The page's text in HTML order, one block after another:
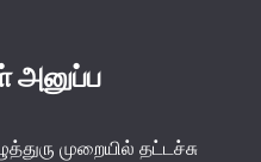
அனுப்ப
முறையில் தட்டச்சு